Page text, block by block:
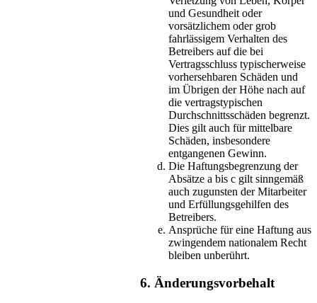
und Gesundheit oder
vorsätzlichem oder grob
fahrlässigem Verhalten des
Betreibers auf die bei
Vertragsschluss typischerweise
vorhersehbaren Schäden und
im Übrigen der Höhe nach auf
die vertragstypischen
Durchschnittsschäden begrenzt.
Dies gilt auch für mittelbare
Schäden, insbesondere
entgangenen Gewinn.
Die Haftungsbegrenzung der
Absätze a bis c gilt sinngemäß
auch zugunsten der Mitarbeiter
und Erfüllungsgehilfen des
Betreibers.
Ansprüche für eine Haftung aus
zwingendem nationalem Recht
bleiben unberührt.
6. Änderungsvorbehalt